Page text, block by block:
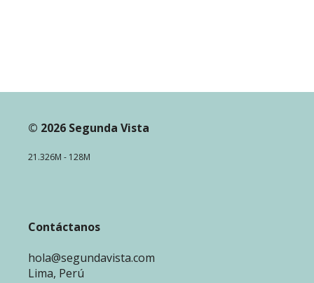
© 2026 Segunda Vista
21.326M - 128M
Contáctanos
hola@segundavista.com
Lima, Perú